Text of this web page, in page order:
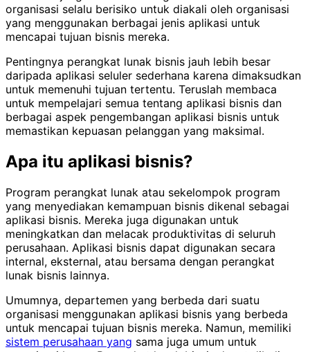
organisasi selalu berisiko untuk diakali oleh organisasi
yang menggunakan berbagai jenis aplikasi untuk
mencapai tujuan bisnis mereka.
Pentingnya perangkat lunak bisnis jauh lebih besar
daripada aplikasi seluler sederhana karena dimaksudkan
untuk memenuhi tujuan tertentu. Teruslah membaca
untuk mempelajari semua tentang aplikasi bisnis dan
berbagai aspek pengembangan aplikasi bisnis untuk
memastikan kepuasan pelanggan yang maksimal.
Apa itu aplikasi bisnis?
Program perangkat lunak atau sekelompok program
yang menyediakan kemampuan bisnis dikenal sebagai
aplikasi bisnis. Mereka juga digunakan untuk
meningkatkan dan melacak produktivitas di seluruh
perusahaan. Aplikasi bisnis dapat digunakan secara
internal, eksternal, atau bersama dengan perangkat
lunak bisnis lainnya.
Umumnya, departemen yang berbeda dari suatu
organisasi menggunakan aplikasi bisnis yang berbeda
untuk mencapai tujuan bisnis mereka. Namun, memiliki
sistem perusahaan yang sama juga umum untuk